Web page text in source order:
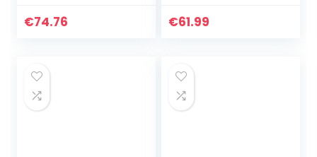
18V,
€74.76
36 mm-
€61.99